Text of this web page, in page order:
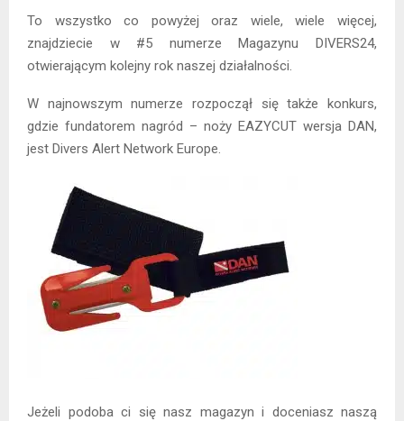
To wszystko co powyżej oraz wiele, wiele więcej,
znajdziecie w #5 numerze Magazynu DIVERS24,
otwierającym kolejny rok naszej działalności.
W najnowszym numerze rozpoczął się także konkurs,
gdzie fundatorem nagród – noży EAZYCUT wersja DAN,
jest Divers Alert Network Europe.
Jeżeli podoba ci się nasz magazyn i doceniasz naszą